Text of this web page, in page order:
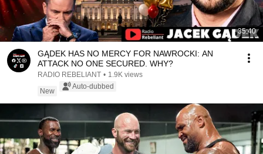
35:40
GĄDEK HAS NO MERCY FOR NAWROCKI: AN
ATTACK NO ONE SECURED. WHY?
RADIO REBELIANT • 1.9K views
New
Auto-dubbed